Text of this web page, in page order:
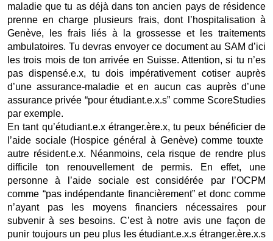
maladie que tu as déjà dans ton ancien pays de résidence
prenne en charge plusieurs frais, dont l’hospitalisation à
Genève, les frais liés à la grossesse et les traitements
ambulatoires. Tu devras envoyer ce document au SAM d’ici
les trois mois de ton arrivée en Suisse. Attention, si tu n’es
pas dispensé.e.x, tu dois impérativement cotiser auprès
d’une assurance-maladie et en aucun cas auprès d’une
assurance privée “pour étudiant.e.x.s” comme ScoreStudies
par exemple.
En tant qu’étudiant.e.x étranger.ère.x, tu peux bénéficier de
l’aide sociale (Hospice général à Genève) comme touxte
autre résident.e.x. Néanmoins, cela risque de rendre plus
difficile ton renouvellement de permis. En effet, une
personne à l’aide sociale est considérée par l’OCPM
comme “pas indépendante financièrement” et donc comme
n’ayant pas les moyens financiers nécessaires pour
subvenir à ses besoins. C’est à notre avis une façon de
punir toujours un peu plus les étudiant.e.x.s étranger.ère.x.s